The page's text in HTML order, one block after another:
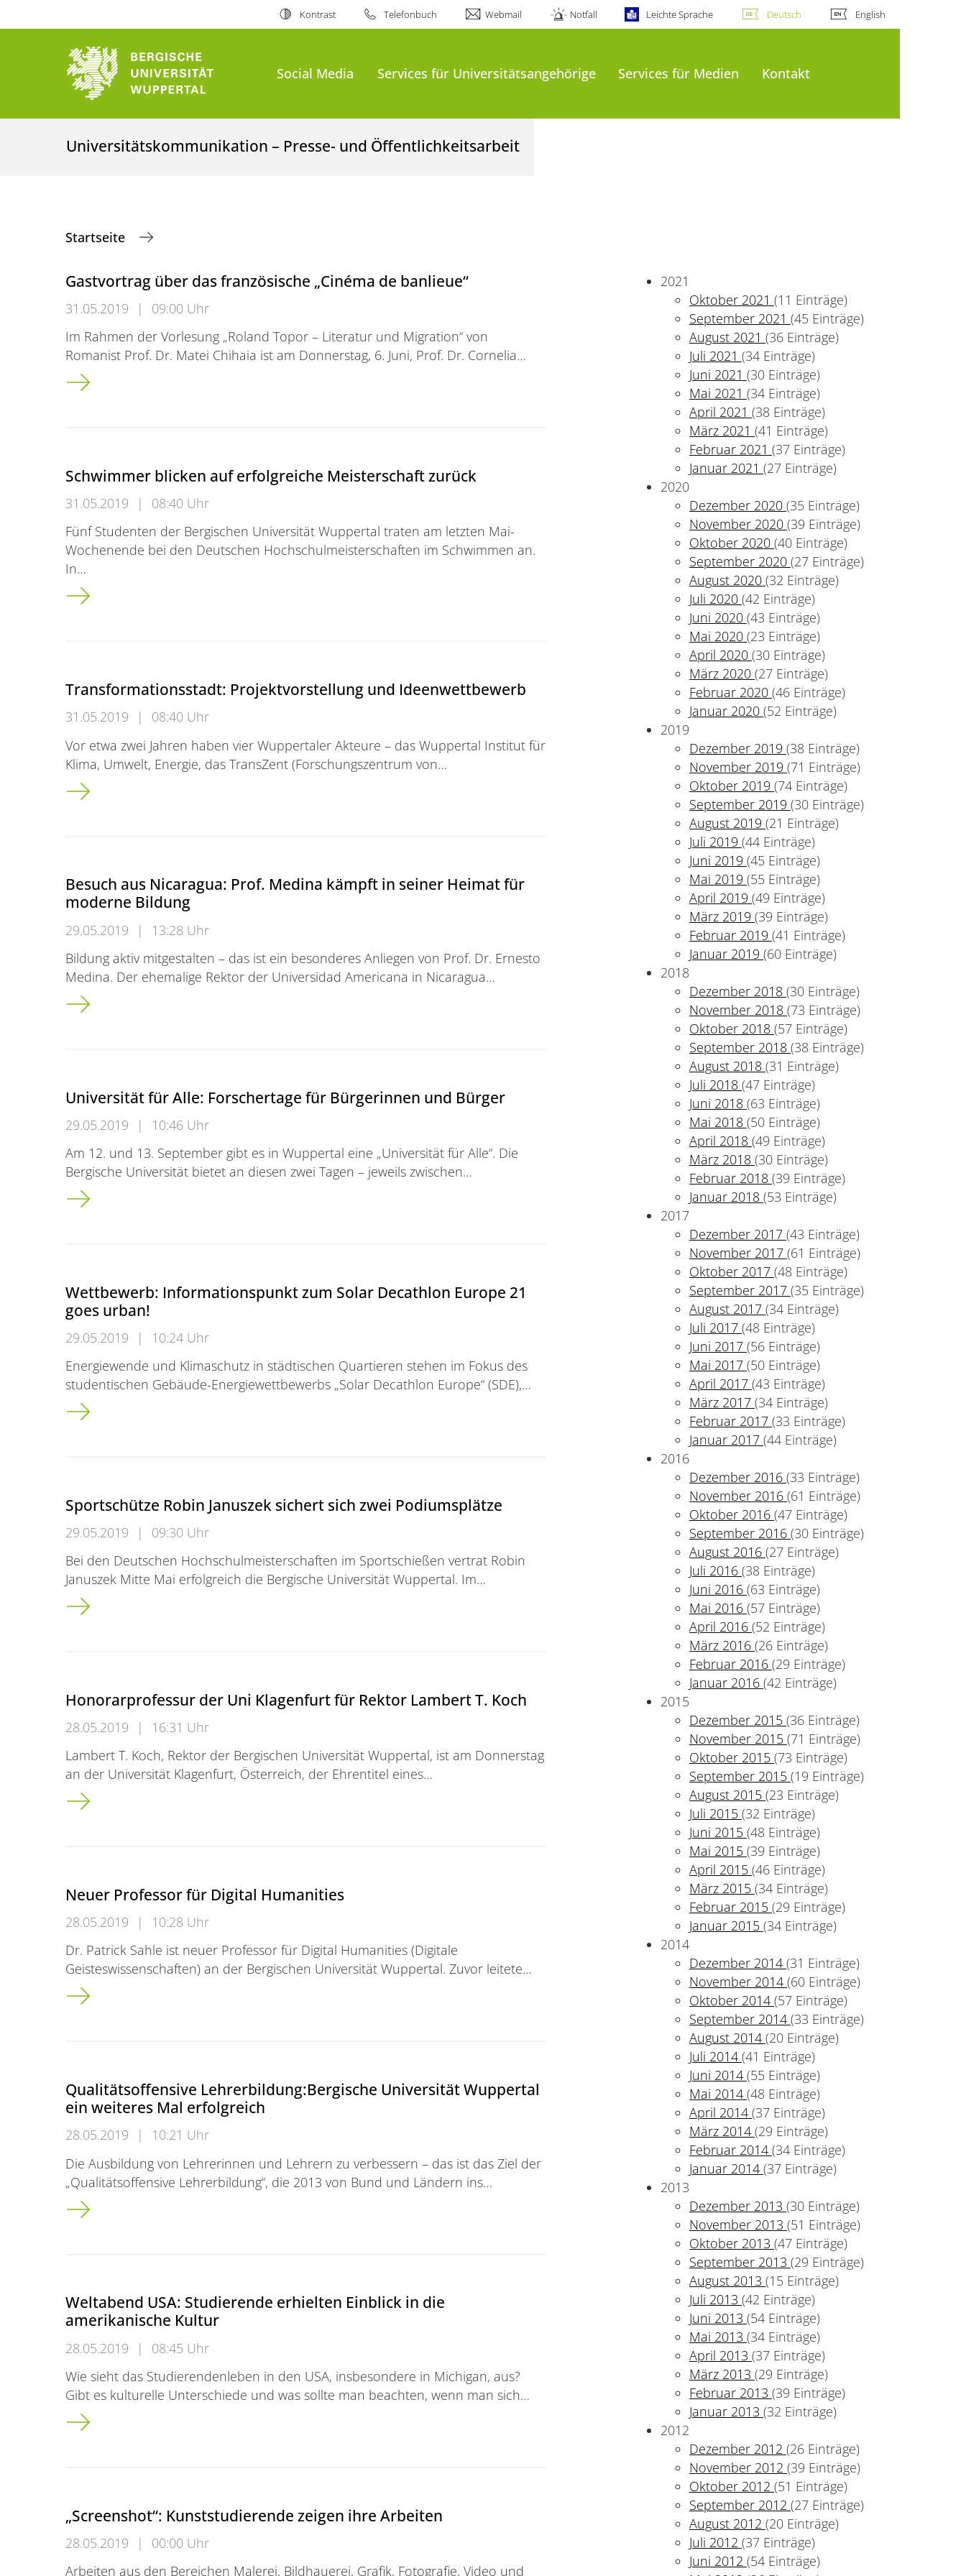
Kontrast Telefonbuch Webmail Notfall Leichte Sprache Deutsch English
Social Media Services für Universitätsangehörige Services für Medien Kontakt
Universitätskommunikation – Presse- und Öffentlichkeitsarbeit
Startseite
Gastvortrag über das französische „Cinéma de banlieue“
31.05.2019 |
09:00 Uhr
Im Rahmen der Vorlesung „Roland Topor – Literatur und Migration“ von
Romanist Prof. Dr. Matei Chihaia ist am Donnerstag, 6. Juni, Prof. Dr. Cornelia…
Gastvortrag über das französische „Cinéma de banlieue“
Schwimmer blicken auf erfolgreiche Meisterschaft zurück
31.05.2019 |
08:40 Uhr
Fünf Studenten der Bergischen Universität Wuppertal traten am letzten Mai-
Wochenende bei den Deutschen Hochschulmeisterschaften im Schwimmen an.
In…
Schwimmer blicken auf erfolgreiche Meisterschaft zurück
Transformationsstadt: Projektvorstellung und Ideenwettbewerb
31.05.2019 |
08:40 Uhr
Vor etwa zwei Jahren haben vier Wuppertaler Akteure – das Wuppertal Institut für
Klima, Umwelt, Energie, das TransZent (Forschungszentrum von…
Transformationsstadt: Projektvorstellung und Ideenwettbewerb
Besuch aus Nicaragua: Prof. Medina kämpft in seiner Heimat für
moderne Bildung
29.05.2019 |
13:28 Uhr
Bildung aktiv mitgestalten – das ist ein besonderes Anliegen von Prof. Dr. Ernesto
Medina. Der ehemalige Rektor der Universidad Americana in Nicaragua…
Besuch aus Nicaragua: Prof. Medina kämpft in seiner Heimat für moderne Bildung
Universität für Alle: Forschertage für Bürgerinnen und Bürger
29.05.2019 |
10:46 Uhr
Am 12. und 13. September gibt es in Wuppertal eine „Universität für Alle“. Die
Bergische Universität bietet an diesen zwei Tagen – jeweils zwischen…
Universität für Alle: Forschertage für Bürgerinnen und Bürger
Wettbewerb: Informationspunkt zum Solar Decathlon Europe 21
goes urban!
29.05.2019 |
10:24 Uhr
Energiewende und Klimaschutz in städtischen Quartieren stehen im Fokus des
studentischen Gebäude-Energiewettbewerbs „Solar Decathlon Europe“ (SDE),…
Wettbewerb: Informationspunkt zum Solar Decathlon Europe 21 goes urban!
Sportschütze Robin Januszek sichert sich zwei Podiumsplätze
29.05.2019 |
09:30 Uhr
Bei den Deutschen Hochschulmeisterschaften im Sportschießen vertrat Robin
Januszek Mitte Mai erfolgreich die Bergische Universität Wuppertal. Im…
Sportschütze Robin Januszek sichert sich zwei Podiumsplätze
Honorarprofessur der Uni Klagenfurt für Rektor Lambert T. Koch
28.05.2019 |
16:31 Uhr
Lambert T. Koch, Rektor der Bergischen Universität Wuppertal, ist am Donnerstag
an der Universität Klagenfurt, Österreich, der Ehrentitel eines…
Honorarprofessur der Uni Klagenfurt für Rektor Lambert T. Koch
Neuer Professor für Digital Humanities
28.05.2019 |
10:28 Uhr
Dr. Patrick Sahle ist neuer Professor für Digital Humanities (Digitale
Geisteswissenschaften) an der Bergischen Universität Wuppertal. Zuvor leitete…
Neuer Professor für Digital Humanities
Qualitätsoffensive Lehrerbildung:Bergische Universität Wuppertal
ein weiteres Mal erfolgreich
28.05.2019 |
10:21 Uhr
Die Ausbildung von Lehrerinnen und Lehrern zu verbessern – das ist das Ziel der
„Qualitätsoffensive Lehrerbildung“, die 2013 von Bund und Ländern ins…
Qualitätsoffensive Lehrerbildung:<br />Bergische Universität Wuppertal ein weiteres Mal erfolgreich
Weltabend USA: Studierende erhielten Einblick in die
amerikanische Kultur
28.05.2019 |
08:45 Uhr
Wie sieht das Studierendenleben in den USA, insbesondere in Michigan, aus?
Gibt es kulturelle Unterschiede und was sollte man beachten, wenn man sich…
Weltabend USA: Studierende erhielten Einblick in die amerikanische Kultur
„Screenshot“: Kunststudierende zeigen ihre Arbeiten
28.05.2019 |
00:00 Uhr
Arbeiten aus den Bereichen Malerei, Bildhauerei, Grafik, Fotografie, Video und
2021
Oktober 2021(11 Einträge)
September 2021(45 Einträge)
August 2021(36 Einträge)
Juli 2021(34 Einträge)
Juni 2021(30 Einträge)
Mai 2021(34 Einträge)
April 2021(38 Einträge)
März 2021(41 Einträge)
Februar 2021(37 Einträge)
Januar 2021(27 Einträge)
2020
Dezember 2020(35 Einträge)
November 2020(39 Einträge)
Oktober 2020(40 Einträge)
September 2020(27 Einträge)
August 2020(32 Einträge)
Juli 2020(42 Einträge)
Juni 2020(43 Einträge)
Mai 2020(23 Einträge)
April 2020(30 Einträge)
März 2020(27 Einträge)
Februar 2020(46 Einträge)
Januar 2020(52 Einträge)
2019
Dezember 2019(38 Einträge)
November 2019(71 Einträge)
Oktober 2019(74 Einträge)
September 2019(30 Einträge)
August 2019(21 Einträge)
Juli 2019(44 Einträge)
Juni 2019(45 Einträge)
Mai 2019(55 Einträge)
April 2019(49 Einträge)
März 2019(39 Einträge)
Februar 2019(41 Einträge)
Januar 2019(60 Einträge)
2018
Dezember 2018(30 Einträge)
November 2018(73 Einträge)
Oktober 2018(57 Einträge)
September 2018(38 Einträge)
August 2018(31 Einträge)
Juli 2018(47 Einträge)
Juni 2018(63 Einträge)
Mai 2018(50 Einträge)
April 2018(49 Einträge)
März 2018(30 Einträge)
Februar 2018(39 Einträge)
Januar 2018(53 Einträge)
2017
Dezember 2017(43 Einträge)
November 2017(61 Einträge)
Oktober 2017(48 Einträge)
September 2017(35 Einträge)
August 2017(34 Einträge)
Juli 2017(48 Einträge)
Juni 2017(56 Einträge)
Mai 2017(50 Einträge)
April 2017(43 Einträge)
März 2017(34 Einträge)
Februar 2017(33 Einträge)
Januar 2017(44 Einträge)
2016
Dezember 2016(33 Einträge)
November 2016(61 Einträge)
Oktober 2016(47 Einträge)
September 2016(30 Einträge)
August 2016(27 Einträge)
Juli 2016(38 Einträge)
Juni 2016(63 Einträge)
Mai 2016(57 Einträge)
April 2016(52 Einträge)
März 2016(26 Einträge)
Februar 2016(29 Einträge)
Januar 2016(42 Einträge)
2015
Dezember 2015(36 Einträge)
November 2015(71 Einträge)
Oktober 2015(73 Einträge)
September 2015(19 Einträge)
August 2015(23 Einträge)
Juli 2015(32 Einträge)
Juni 2015(48 Einträge)
Mai 2015(39 Einträge)
April 2015(46 Einträge)
März 2015(34 Einträge)
Februar 2015(29 Einträge)
Januar 2015(34 Einträge)
2014
Dezember 2014(31 Einträge)
November 2014(60 Einträge)
Oktober 2014(57 Einträge)
September 2014(33 Einträge)
August 2014(20 Einträge)
Juli 2014(41 Einträge)
Juni 2014(55 Einträge)
Mai 2014(48 Einträge)
April 2014(37 Einträge)
März 2014(29 Einträge)
Februar 2014(34 Einträge)
Januar 2014(37 Einträge)
2013
Dezember 2013(30 Einträge)
November 2013(51 Einträge)
Oktober 2013(47 Einträge)
September 2013(29 Einträge)
August 2013(15 Einträge)
Juli 2013(42 Einträge)
Juni 2013(54 Einträge)
Mai 2013(34 Einträge)
April 2013(37 Einträge)
März 2013(29 Einträge)
Februar 2013(39 Einträge)
Januar 2013(32 Einträge)
2012
Dezember 2012(26 Einträge)
November 2012(39 Einträge)
Oktober 2012(51 Einträge)
September 2012(27 Einträge)
August 2012(20 Einträge)
Juli 2012(37 Einträge)
Juni 2012(54 Einträge)